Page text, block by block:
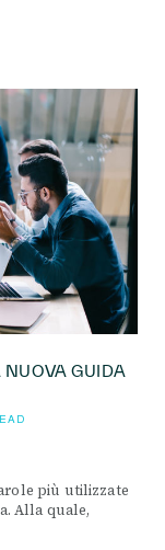
NUOVA GUIDA
più utilizzate
Alla quale,